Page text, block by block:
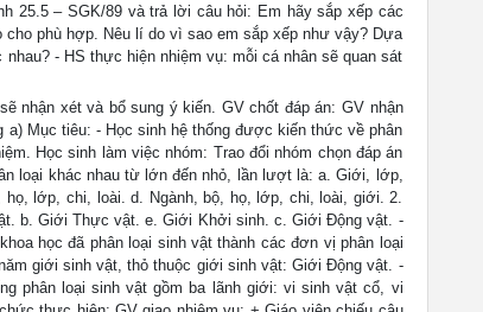
25.5 – SGK/89 và trả lời câu hỏi: Em hãy sắp xếp các
phù hợp. Nêu lí do vì sao em sắp xếp như vậy? Dựa
- HS thực hiện nhiệm vụ: mỗi cá nhân sẽ quan sát
nhận xét và bổ sung ý kiến. GV chốt đáp án: GV nhận
Mục tiêu: - Học sinh hệ thống được kiến thức về phân
Học sinh làm việc nhóm: Trao đổi nhóm chọn đáp án
loại khác nhau từ lớn đến nhỏ, lần lượt là: a. Giới, lớp,
lớp, chi, loài. d. Ngành, bộ, họ, lớp, chi, loài, giới. 2.
b. Giới Thực vật. e. Giới Khởi sinh. c. Giới Động vật. -
học đã phân loại sinh vật thành các đơn vị phân loại
giới sinh vật, thỏ thuộc giới sinh vật: Giới Động vật. -
phân loại sinh vật gồm ba lãnh giới: vi sinh vật cổ, vi